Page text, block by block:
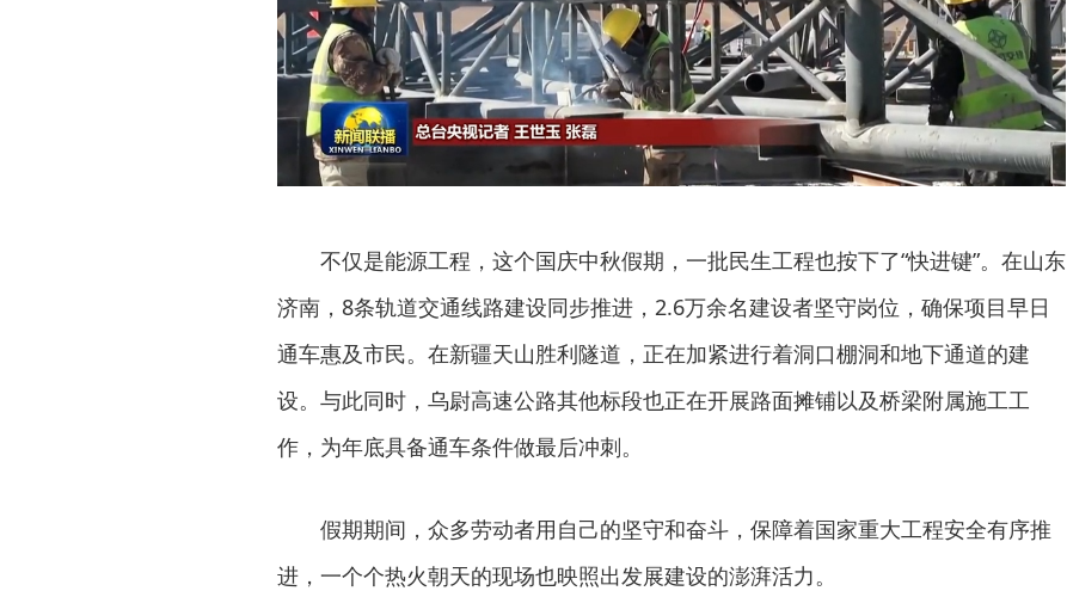
不仅是能源工程，这个国庆中秋假期，一批民生工程也按下了“快进键”。在山东
济南，8条轨道交通线路建设同步推进，2.6万余名建设者坚守岗位，确保项目早日
通车惠及市民。在新疆天山胜利隧道，正在加紧进行着洞口棚洞和地下通道的建
设。与此同时，乌尉高速公路其他标段也正在开展路面摊铺以及桥梁附属施工工
作，为年底具备通车条件做最后冲刺。
假期期间，众多劳动者用自己的坚守和奋斗，保障着国家重大工程安全有序推
进，一个个热火朝天的现场也映照出发展建设的澎湃活力。